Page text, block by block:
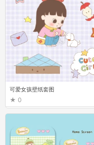
可爱女孩壁纸套图
0